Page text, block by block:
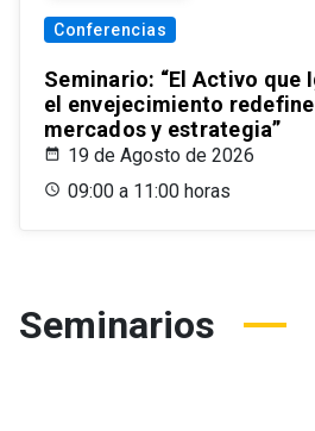
Conferencias
Seminario: “El Activo que
el envejecimiento
mercados y estrategia”
19 de Agosto de 2026
09:00 a 11:00 horas
Seminarios